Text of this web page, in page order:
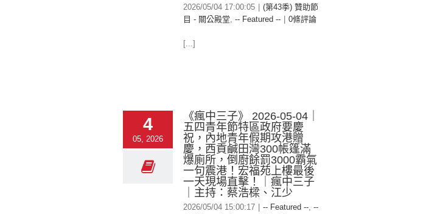
2026/05/04 17:00:05
(第43季) 贊助節
目 - 關公殿堂, -- Featured -- 0條評論
[...]
4
05, 2026
《瘋中三子》 2026-05-04｜
五四青年節特區政府要慶
祝，內地青年假期攻港贈
慶，西貢鹹田灣300帳篷滿
爆廁所，倒廚餘罰3000霸氣
一句震港！宏福苑上樓最後
一天現場直擊！｜瘋中三子
｜主持：蔡浩樑、江少
2026/05/04 15:00:17 -- Featured --, --